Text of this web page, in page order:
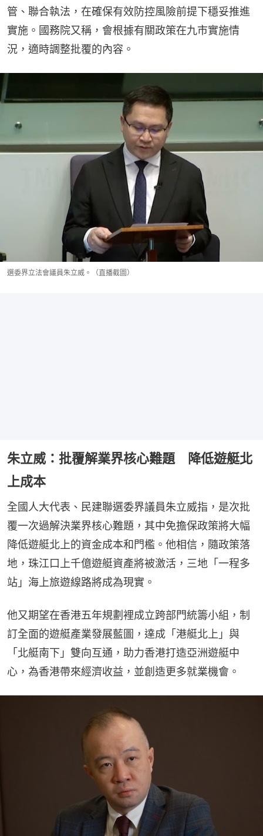
管、聯合執法，在確保有效防控風險前提下穩妥推進
實施。國務院又稱，會根據有關政策在九市實施情
況，適時調整批覆的內容。
選委界立法會議員朱立威。（直播截圖）
朱立威：批覆解業界核心難題 降低遊艇北
上成本
全國人大代表、民建聯選委界議員朱立威指，是次批
覆一次過解決業界核心難題，其中免擔保政策將大幅
降低遊艇北上的資金成本和門檻。他相信，隨政策落
地，珠江口上千億遊艇資產將被激活，三地「一程多
站」海上旅遊線路將成為現實。
他又期望在香港五年規劃裡成立跨部門統籌小組，制
訂全面的遊艇產業發展藍圖，達成「港艇北上」與
「北艇南下」雙向互通，助力香港打造亞洲遊艇中
心，為香港帶來經濟收益，並創造更多就業機會。